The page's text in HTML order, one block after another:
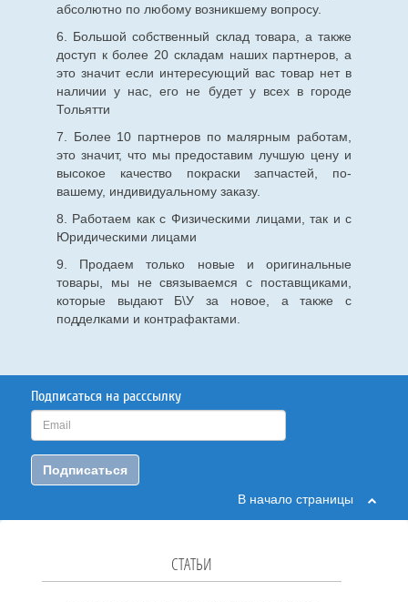
абсолютно по любому возникшему вопросу.
6. Большой собственный склад товара, а также
доступ к более 20 складам наших партнеров, а
это значит если интересующий вас товар нет в
наличии у нас, его не будет у всех в городе
Тольятти
7. Более 10 партнеров по малярным работам,
это значит, что мы предоставим лучшую цену и
высокое качество покраски запчастей, по-
вашему, индивидуальному заказу.
8. Работаем как с Физическими лицами, так и с
Юридическими лицами
9. Продаем только новые и оригинальные
товары, мы не связываемся с поставщиками,
которые выдают Б\У за новое, а также с
подделками и контрафактами.
Подписаться на расссылку
Подписаться
В начало страницы
СТАТЬИ